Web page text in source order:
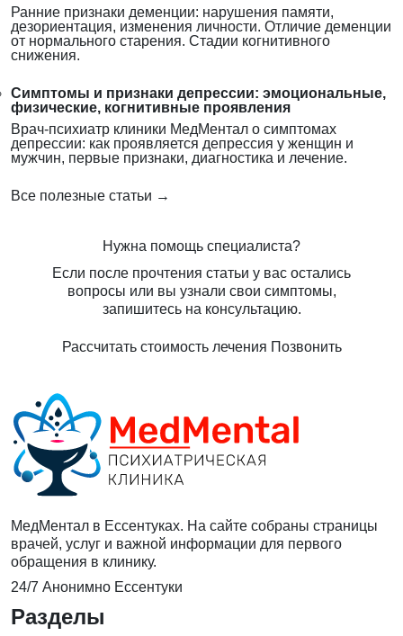
Ранние признаки деменции: нарушения памяти,
дезориентация, изменения личности. Отличие деменции
от нормального старения. Стадии когнитивного
снижения.
Симптомы и признаки депрессии: эмоциональные,
физические, когнитивные проявления
Врач-психиатр клиники МедМентал о симптомах
депрессии: как проявляется депрессия у женщин и
мужчин, первые признаки, диагностика и лечение.
Все полезные статьи →
Нужна помощь специалиста?
Если после прочтения статьи у вас остались
вопросы или вы узнали свои симптомы,
запишитесь на консультацию.
Рассчитать стоимость лечения Позвонить
МедМентал в Ессентуках. На сайте собраны страницы
врачей, услуг и важной информации для первого
обращения в клинику.
24/7 Анонимно Ессентуки
Разделы